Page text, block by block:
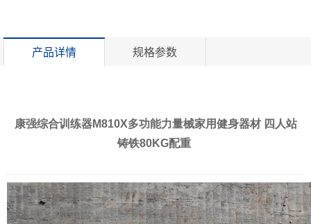
产品详情 规格参数
康强综合训练器M810X多功能力量械家用健身器材 四人站
铸铁80KG配重